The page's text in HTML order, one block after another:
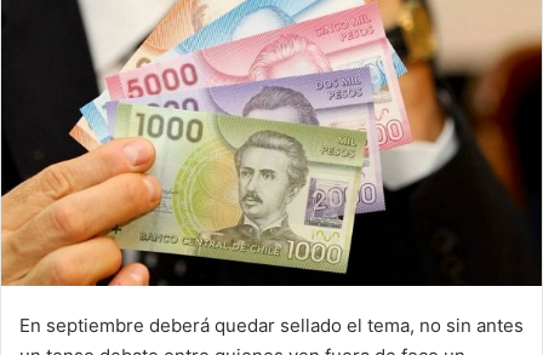
En septiembre deberá quedar sellado el tema, no sin antes